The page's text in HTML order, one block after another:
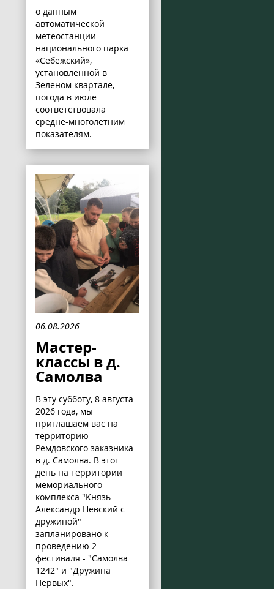
о данным
автоматической
метеостанции
национального парка
«Себежский»,
установленной в
Зеленом квартале,
погода в июле
соответствовала
средне-многолетним
показателям.
06.08.2026
Мастер-
классы в д.
Самолва
В эту субботу, 8 августа
2026 года, мы
приглашаем вас на
территорию
Ремдовского заказника
в д. Самолва. В этот
день на территории
мемориального
комплекса "Князь
Александр Невский с
дружиной"
запланировано к
проведению 2
фестиваля - "Самолва
1242" и "Дружина
Первых".